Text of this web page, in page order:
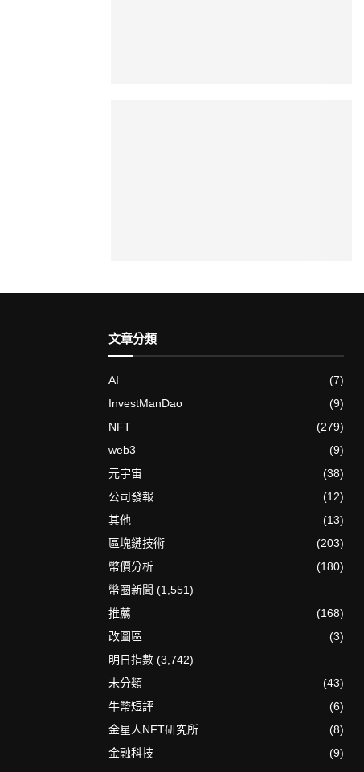
文章分類
AI
(7)
InvestManDao
(9)
NFT
(279)
web3
(9)
元宇宙
(38)
公司發報
(12)
其他
(13)
區塊鏈技術
(203)
幣價分析
(180)
幣圈新聞 (1,551)
推薦
(168)
改圖區
(3)
明日指數(3,742)
未分類
(43)
牛幣短評
(6)
金星人NFT研究所
(8)
金融科技
(9)